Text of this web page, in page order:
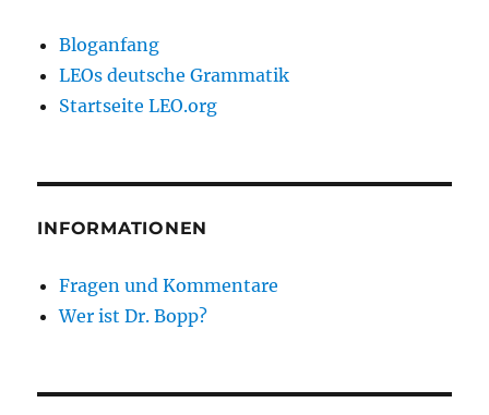
Bloganfang
LEOs deutsche Grammatik
Startseite LEO.org
INFORMATIONEN
Fragen und Kommentare
Wer ist Dr. Bopp?